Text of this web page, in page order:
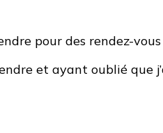
pour des rendez-
et ayant oublié que